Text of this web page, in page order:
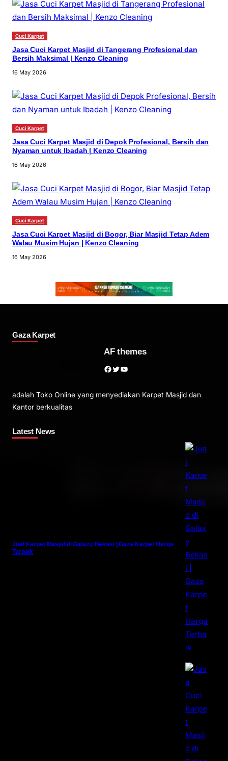
Cuci Karpet
Jasa Cuci Karpet Masjid di Tangerang Profesional dan
Bersih Maksimal | Kenzo Cleaning
16 May 2026
Cuci Karpet
Jasa Cuci Karpet Masjid di Depok Profesional, Bersih dan
Nyaman untuk Ibadah | Kenzo Cleaning
16 May 2026
Cuci Karpet
Jasa Cuci Karpet Masjid di Bogor, Biar Masjid Tetap Adem
Walau Musim Hujan | Kenzo Cleaning
16 May 2026
Gaza Karpet
AF themes
Facebook Twitter YouTube
adalah Toko Online yang menyediakan Karpet Masjid dan
Kantor berkualitas
Latest News
Jual Karpet Masjid di Galaxy Bekasi | Gaza Karpet Harga
Terbaik